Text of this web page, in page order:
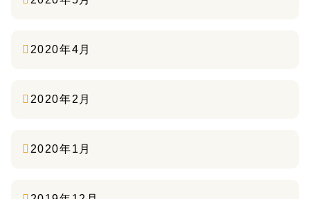
2020年4月
2020年2月
2020年1月